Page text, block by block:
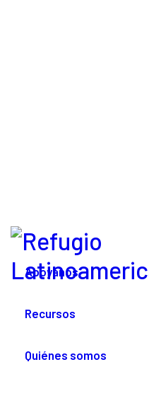
Apoyanos
Recursos
Quiénes somos